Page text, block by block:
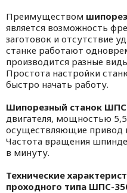
Преимуществом
является возможность
заготовок и отсутствие
станке работают
производится разные
Простота настройки
быстро начать работу.
Шипорезный станок
двигателя, мощностью
осуществляющие привод
Частота вращения
в минуту.
Технические
проходного типа ШПС-